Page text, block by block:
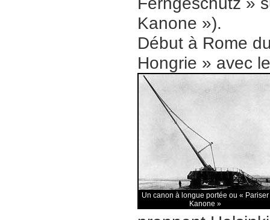
Kanone »).
Début à Rome
Hongrie » avec
Un canon à longue portée ou « Pariser
Kanone »